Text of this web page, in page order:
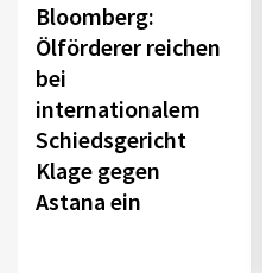
Bloomberg:
Ölförderer reichen
bei
internationalem
Schiedsgericht
Klage gegen
Astana ein